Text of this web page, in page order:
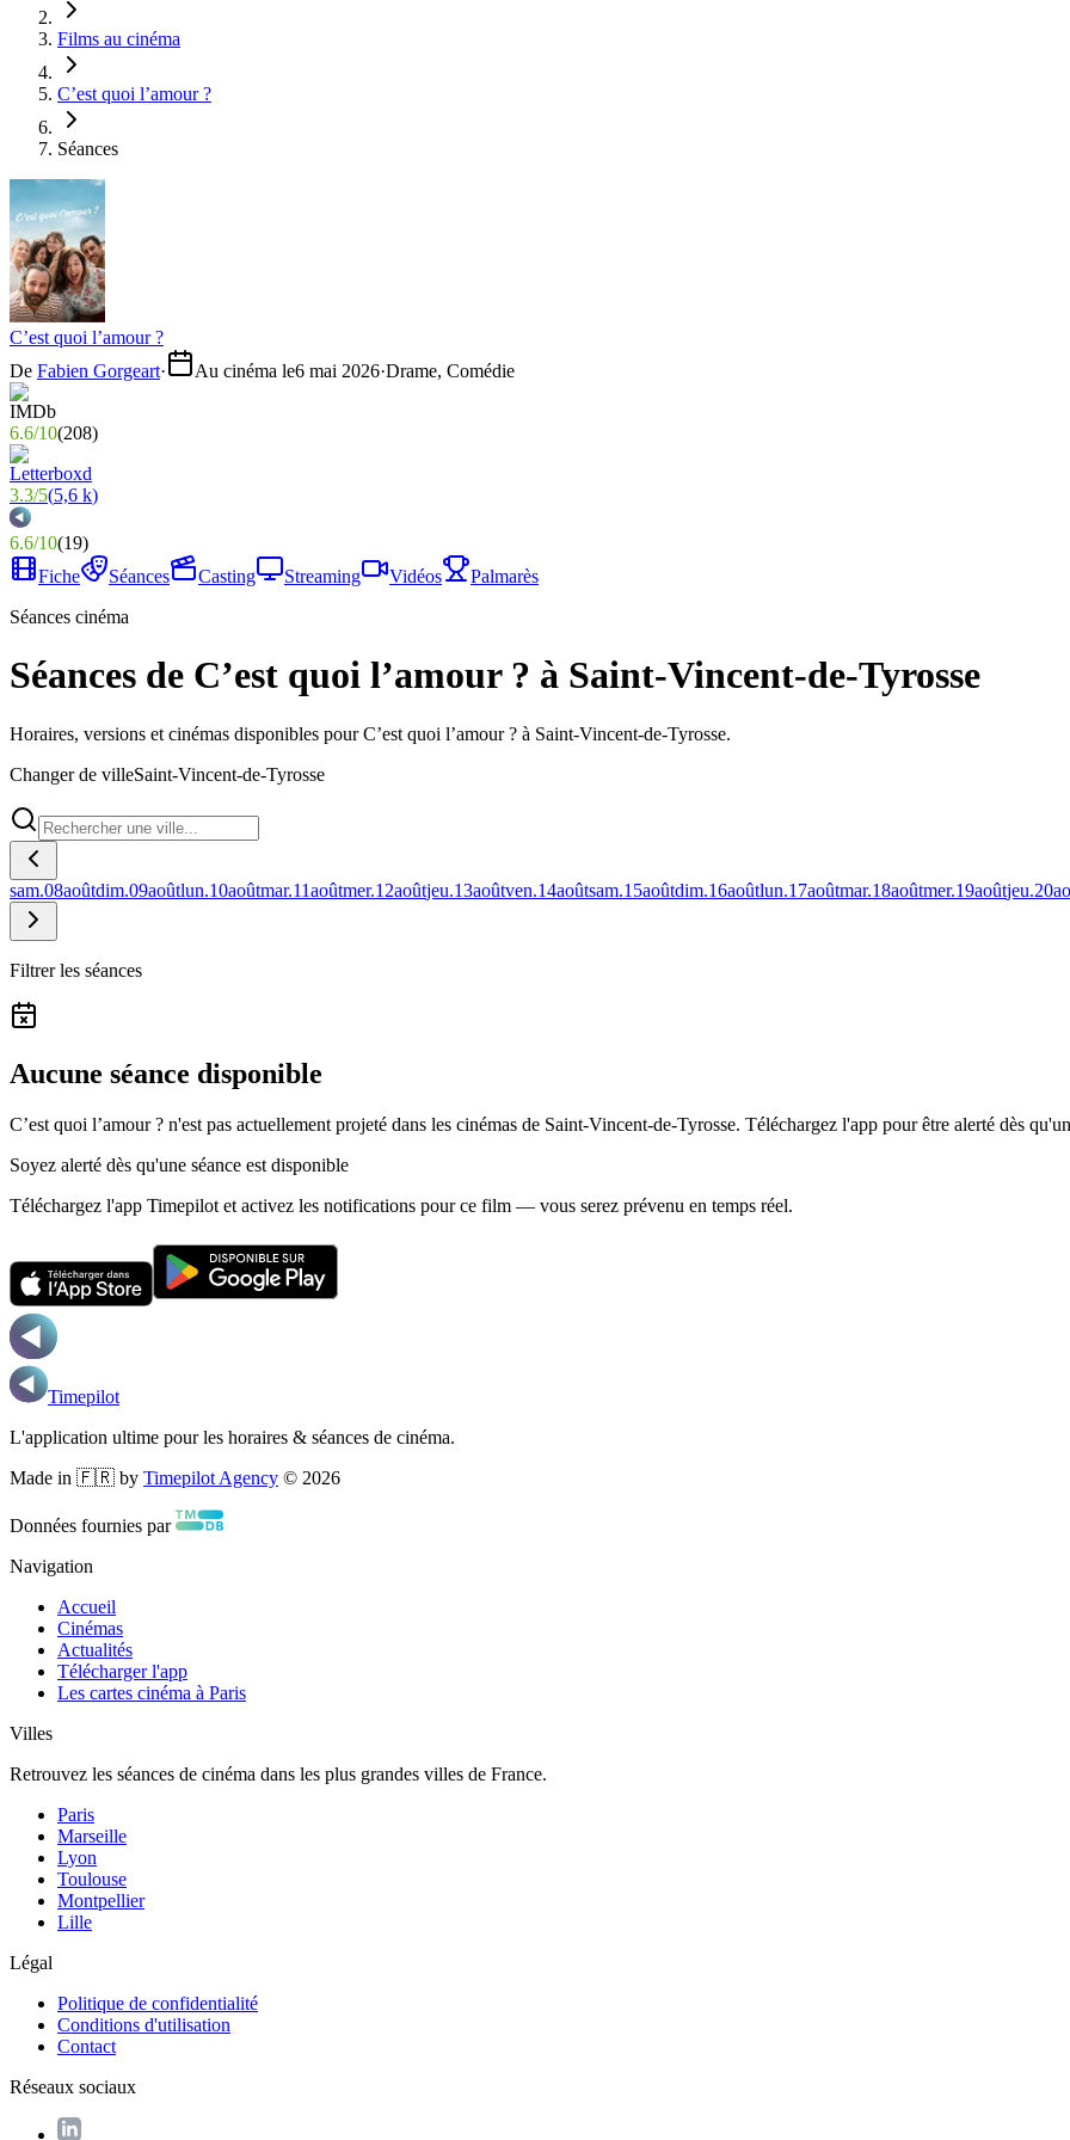
Films au cinéma
C’est quoi l’amour ?
Séances
C’est quoi l’amour ?
De Fabien Gorgeart· Au cinéma le6 mai 2026·Drame, Comédie
6.6/10(208)
3.3/5(5,6 k)
6.6/10(19)
Fiche
Séances Casting Streaming Vidéos
Palmarès
Séances cinéma
Séances de C’est quoi l’amour ? à Saint-Vincent-de-Tyrosse
Horaires, versions et cinémas disponibles pour C’est quoi l’amour ? à Saint-Vincent-de-Tyrosse.
Changer de villeSaint-Vincent-de-Tyrosse
sam.08aoûtdim.09aoûtlun.10aoûtmar.11aoûtmer.12aoûtjeu.13aoûtven.14aoûtsam.15aoûtdim.16aoûtlun.17aoûtmar.18aoûtmer.19aoûtjeu.20
Filtrer les séances
Aucune séance disponible
C’est quoi l’amour ? n'est pas actuellement projeté dans les cinémas de Saint-Vincent-de-Tyrosse. Téléchargez l'app pour être alerté dès
Soyez alerté dès qu'une séance est disponible
Téléchargez l'app Timepilot et activez les notifications pour ce film — vous serez prévenu en temps réel.
Timepilot
L'application ultime pour les horaires & séances de cinéma.
Made in 🇫🇷 by Timepilot Agency © 2026
Données fournies par
Navigation
Accueil
Cinémas
Actualités
Télécharger l'app
Les cartes cinéma à Paris
Villes
Retrouvez les séances de cinéma dans les plus grandes villes de France.
Paris
Marseille
Lyon
Toulouse
Montpellier
Lille
Légal
Politique de confidentialité
Conditions d'utilisation
Contact
Réseaux sociaux